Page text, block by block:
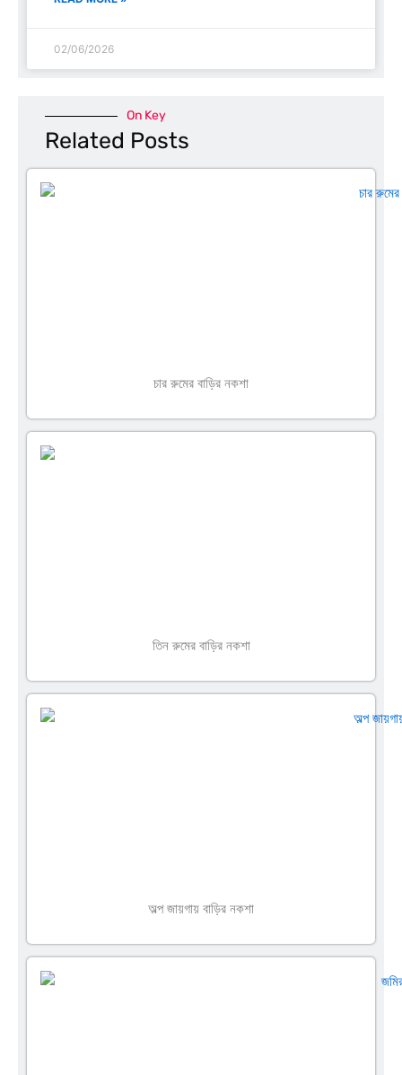
02/06/2026
On Key
Related Posts
চার রুমের বাড়ির নকশা
তিন রুমের বাড়ির নকশা
অল্প জায়গায় বাড়ির নকশা